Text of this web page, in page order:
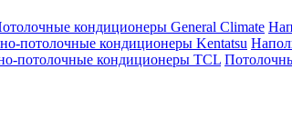
кондиционеры General Climate
потолочные кондиционеры Kentatsu
потолочные кондиционеры TCL